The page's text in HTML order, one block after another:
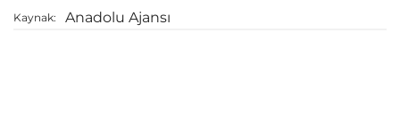
Kaynak: Anadolu Ajansı